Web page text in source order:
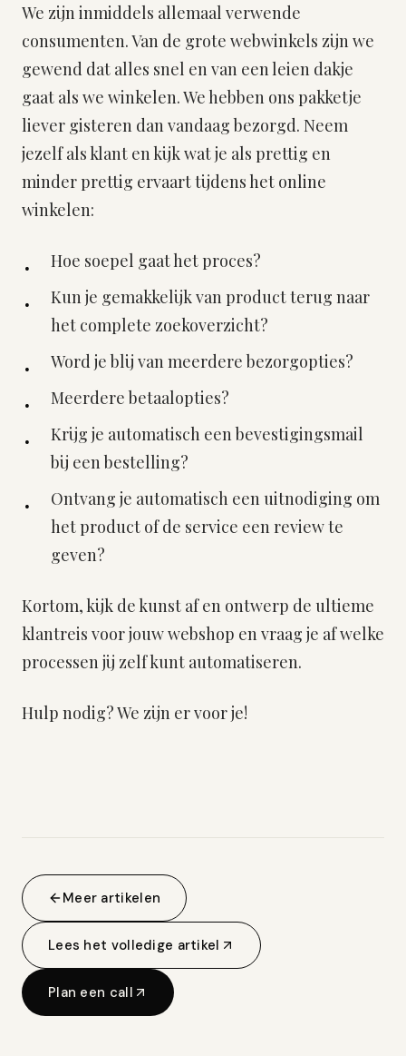
We zijn inmiddels allemaal verwende
consumenten. Van de grote webwinkels zijn we
gewend dat alles snel en van een leien dakje
gaat als we winkelen. We hebben ons pakketje
liever gisteren dan vandaag bezorgd. Neem
jezelf als klant en kijk wat je als prettig en
minder prettig ervaart tijdens het online
winkelen:
Hoe soepel gaat het proces?
Kun je gemakkelijk van product terug naar
het complete zoekoverzicht?
Word je blij van meerdere bezorgopties?
Meerdere betaalopties?
Krijg je automatisch een bevestigingsmail
bij een bestelling?
Ontvang je automatisch een uitnodiging om
het product of de service een review te
geven?
Kortom, kijk de kunst af en ontwerp de ultieme
klantreis voor jouw webshop en vraag je af welke
processen jij zelf kunt automatiseren.
Hulp nodig? We zijn er voor je!
Meer artikelen
Lees het volledige artikel
Plan een call